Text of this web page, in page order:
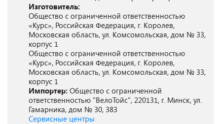
Изготовитель:
Общество с ограниченной ответственностью
«Курс», Российская Федерация, г. Королев,
Московская область, ул. Комсомольская, дом № 33,
корпус 1
Общество с ограниченной ответственностью
«Курс», Российская Федерация, г. Королев,
Московская область, ул. Комсомольская, дом № 33,
корпус 1
Импортер: Общество с ограниченной
ответственностью "ВелоТойс", 220131, г. Минск, ул.
Гамарника, дом № 30, 383
Сервисные центры